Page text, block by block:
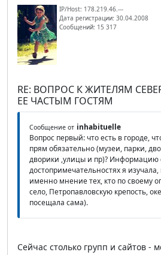
IP/Host: 178.219.46.---
Дата регистрации: 30.04.2008
Сообщений: 15 317
RE: ВОПРОС К ЖИТЕЛЯМ
ЕЕ ЧАСТЫМ ГОСТЯМ
Сообщение от inhabituelle
Вопрос первый: что есть в городе,
прям обязательно (музеи, парки,
дворики ,улицы и пр)? Информацию
достопримечательностях я
именно мнение тех, кто по своему
село, Петропавловскую крепость,
посещала сама).
Сейчас столько групп и сайтов -